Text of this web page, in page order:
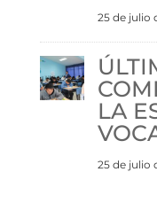
25 de julio
LA
25 de julio